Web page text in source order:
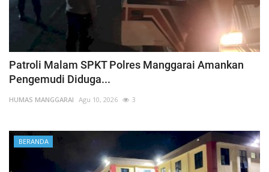
Patroli Malam SPKT Polres Manggarai Amankan
Pengemudi Diduga...
HUMAS MANGGARAI Agu 10, 2026 3
BERANDA